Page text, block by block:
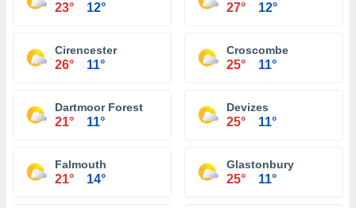
23° 12° 27° 12°
Cirencester
26° 11°
Croscombe
25° 11°
Dartmoor Forest
21° 11°
Devizes
25° 11°
Falmouth
21° 14°
Glastonbury
25° 11°